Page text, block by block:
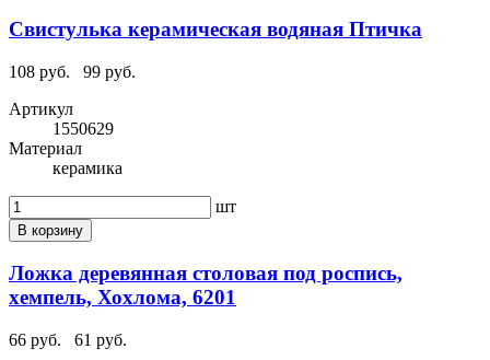
Свистулька керамическая водяная Птичка
108 руб.
99 руб.
Артикул
1550629
Материал
керамика
шт
В корзину
Ложка деревянная столовая под роспись,
хемпель, Хохлома, 6201
66 руб.
61 руб.